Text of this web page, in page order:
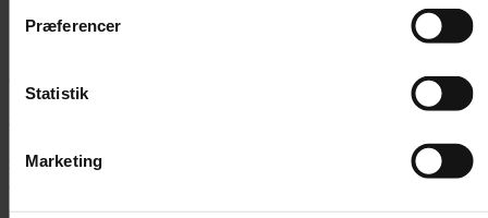
Præferencer
Statistik
Marketing
Over 2.000 nelliker er uddelt i solidaritet med chefdirigenten, men